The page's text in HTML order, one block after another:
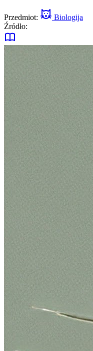
Przedmiot:
Biologija
Źródło: